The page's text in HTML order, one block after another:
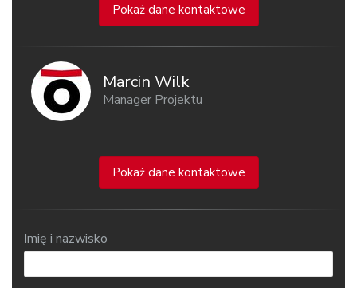
Pokaż dane kontaktowe
Marcin Wilk
Manager Projektu
Pokaż dane kontaktowe
Imię i nazwisko